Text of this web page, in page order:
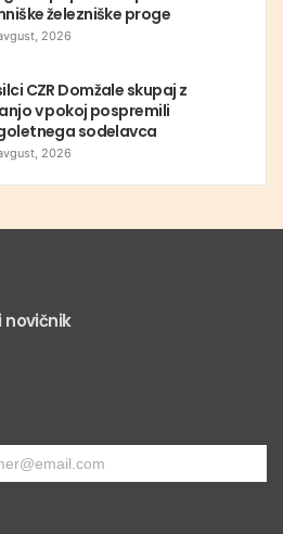
železniške proge
2026
CZR Domžale skupaj z
v pokoj pospremili
sodelavca
2026
novičnik